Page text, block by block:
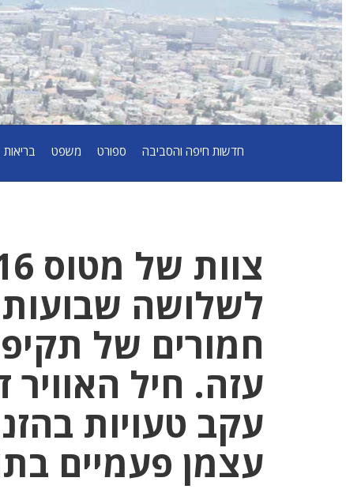
חדשות חיפה והסביבה ספורט משפט בריאות
לשלושה שבועות
חמורים של
עזה. חיל האוויר
עקב טעויות
עצמן פעמיים